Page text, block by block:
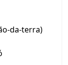
da-terra)